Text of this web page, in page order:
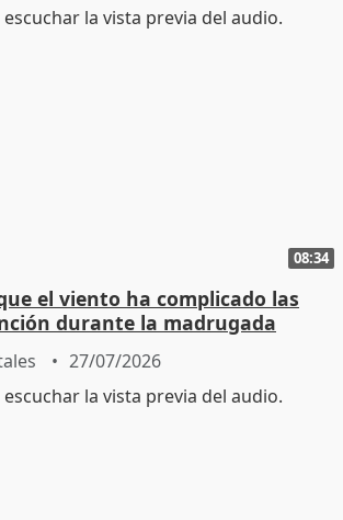
08:34
el viento ha complicado las
durante la madrugada
27/07/2026